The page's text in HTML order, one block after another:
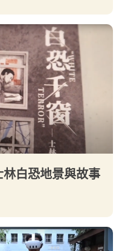
林白恐地景與故事